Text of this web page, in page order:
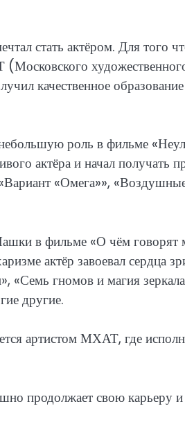
стать актёром. Для того
качественное
роль в фильме
актёра и начал получать
«Омега»»,
в фильме «О чём
актёр завоевал сердца
«Семь гномов и магия
другие.
артистом МХАТ, где
продолжает свою карьеру и